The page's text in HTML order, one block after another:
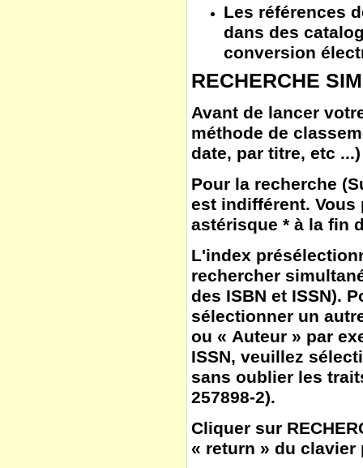
Les références
dans des
conversion
RECHERCHE
Avant de lancer
méthode de
date, par titre, etc ...)
Pour la recherche (
est indifférent. Vous
astérisque * à la fin
L'index
rechercher
des ISBN et ISSN).
sélectionner un
ou « Auteur » par
ISSN, veuillez
sans oublier les
257898-2).
Cliquer sur
« return » du